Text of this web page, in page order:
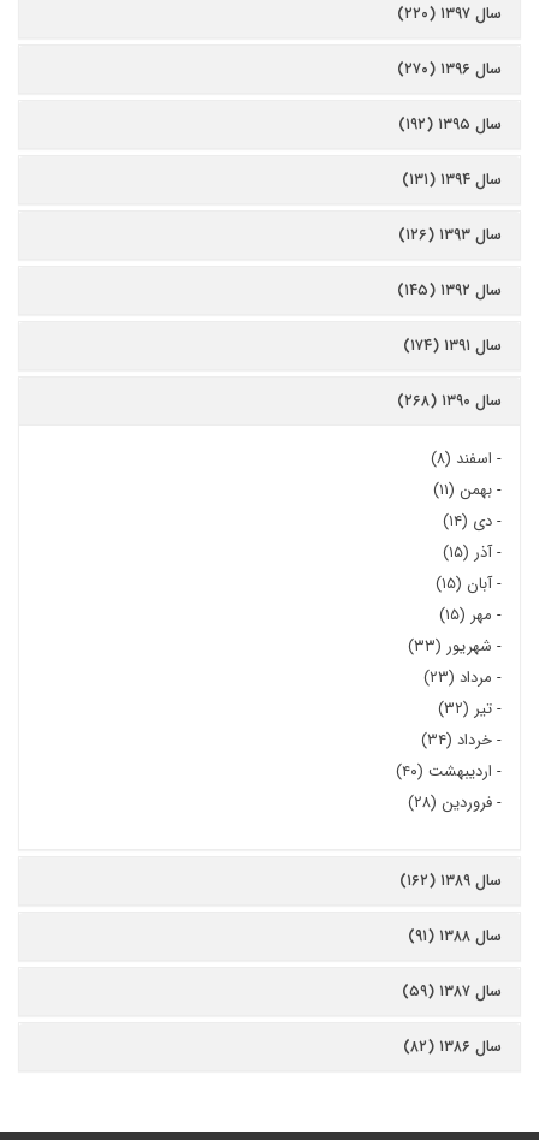
سال ۱۳۹۷ (۲۲۰)
سال ۱۳۹۶ (۲۷۰)
سال ۱۳۹۵ (۱۹۲)
سال ۱۳۹۴ (۱۳۱)
سال ۱۳۹۳ (۱۲۶)
سال ۱۳۹۲ (۱۴۵)
سال ۱۳۹۱ (۱۷۴)
سال ۱۳۹۰ (۲۶۸)
- اسفند (۸)
-بهمن (۱۱)
-دی (۱۴)
-آذر (۱۵)
-آبان (۱۵)
- مهر (۱۵)
- شهریور (۳۳)
- مرداد (۲۳)
-تیر (۳۲)
-خرداد (۳۴)
- اردیبهشت (۴۰)
-فروردین (۲۸)
سال ۱۳۸۹ (۱۶۲)
سال ۱۳۸۸ (۹۱)
سال ۱۳۸۷ (۵۹)
سال ۱۳۸۶ (۸۲)